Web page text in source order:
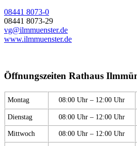
08441 8073-0
08441 8073-29
vg@ilmmuenster.de
www.ilmmuenster.de
Öffnungszeiten Rathaus
Montag 08:00 Uhr – 12:00 Uhr
Dienstag 08:00 Uhr – 12:00 Uhr
Mittwoch 08:00 Uhr – 12:00 Uhr